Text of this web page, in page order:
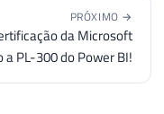
PRÓXIMO →
da Microsoft
a PL-300 do Power BI!